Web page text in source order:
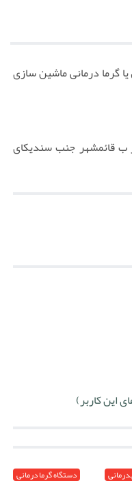
گرما درمانی ماشین سازی
۱ جاده جویبار ب قائمشهر جنب سندیکای
این کاربر)
دستگاه گرما درمانی